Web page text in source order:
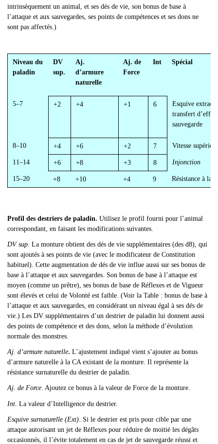
intrinsèquement un animal, et ses dés de vie, son bonus de base à
l’attaque et aux sauvegardes, ses points de compétences et ses dons ne
sont pas affectés.)
Niveau du
paladin
DV
sup.
Aj.
d’armure
naturelle
Aj. de
Force
Int Spécial
5–7 +2 +4 +1 6
Esquive
transfert d’effet
sauvegarde
8–10 +4 +6 +2 7 Vitesse
11–14 +6 +8 +3 8 Injonction
15–20 +8 +10 +4 9 Résistance à la
Profil des destriers de paladin. Utilisez le profil fourni pour l’animal
correspondant, en faisant les modifications suivantes.
DV sup . La monture obtient des dés de vie supplémentaires (des d8), qui
sont ajoutés à ses points de vie (avec le modificateur de Constitution
habituel). Cette augmentation de dés de vie influe aussi sur ses bonus de
base à l’attaque et aux sauvegardes. Son bonus de base à l’attaque est
moyen (comme un prêtre), ses bonus de base de Réflexes et de Vigueur
sont élevés et celui de Volonté est faible. (Voir la Table : bonus de base à
l’attaque et aux sauvegardes, en considérant un niveau égal à ses dés de
vie.) Les DV supplémentaires d’un destrier de paladin lui donnent aussi
des points de compétence et des dons, selon la méthode d’évolution
normale des monstres.
Aj. d’armure naturelle. L’ajustement indiqué vient s’ajouter au bonus
d’armure naturelle à la CA existant de la monture. Il représente la
résistance surnaturelle du destrier de paladin.
Aj. de Force. Ajoutez ce bonus à la valeur de Force de la monture.
Int . La valeur d’Intelligence du destrier.
Esquive surnaturelle (Ext) . Si le destrier est pris pour cible par une
attaque autorisant un jet de Réflexes pour réduire de moitié les dégâts
occasionnés, il l’évite totalement en cas de jet de sauvegarde réussi et